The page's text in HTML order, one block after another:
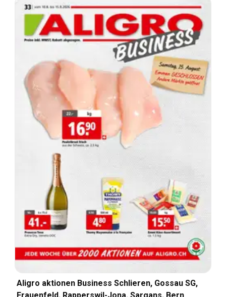
Aligro aktionen Business Schlieren, Gossau SG,